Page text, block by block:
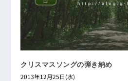
クリスマスソングの弾き納め
2013年12月25日(水)